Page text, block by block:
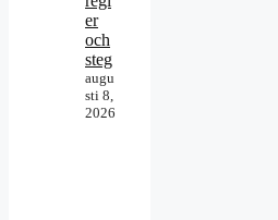
er
och
steg
augu
sti 8,
2026